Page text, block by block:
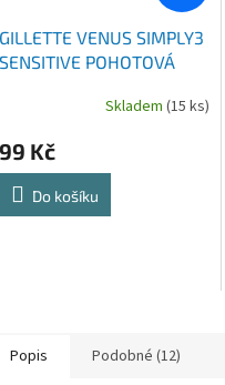
GILLETTE VENUS SIMPLY3
SENSITIVE POHOTOVÁ
Skladem (15 ks)
99 Kč
Do košíku
Popis Podobné (12)